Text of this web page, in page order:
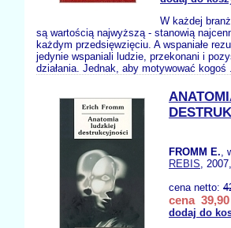
W każdej
są wartością najwyższą - stanowią
każdym przedsięwzięciu. A wspaniałe
jedynie wspaniali ludzie, przekonani i
działania. Jednak, aby motywować
FROMM E.,
REBIS,
cena netto:
cena 39,90
dodaj do